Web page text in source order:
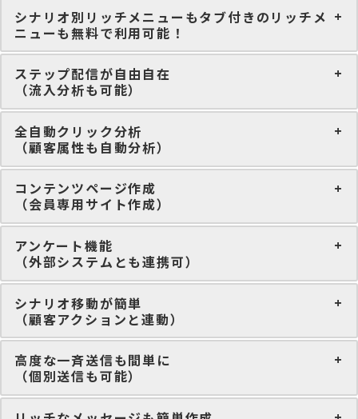
シナリオ別リッチメニューもタブ付きのリッチメ
ニューも無料で利用可能！
ステップ配信が自由自在
（流入分析も可能）
全自動クリック分析
（顧客属性も自動分析）
コンテンツページ作成
（会員専用サイト作成）
アンケート機能
（外部システムとも連携可）
シナリオ移動が簡単
（顧客アクションと連動）
高度な一斉送信も間単に
（個別送信も可能）